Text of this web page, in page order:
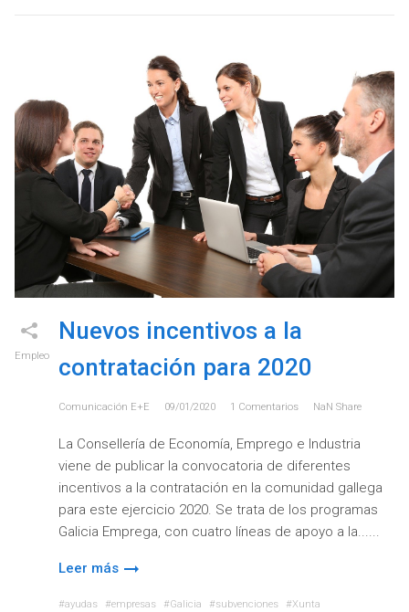
Empleo
Nuevos incentivos a la
contratación para 2020
Comunicación E+e 09/01/2020 1 Comentarios NaN Share
La Consellería de Economía, Emprego e Industria
viene de publicar la convocatoria de diferentes
incentivos a la contratación en la comunidad gallega
para este ejercicio 2020. Se trata de los programas
Galicia Emprega, con cuatro líneas de apoyo a la...
Leer más
ayudas empresas Galicia subvenciones Xunta